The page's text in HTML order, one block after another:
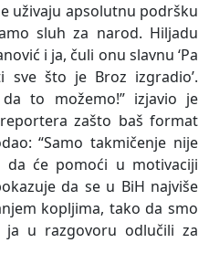
uživaju apsolutnu podršku
sluh za narod. Hiljadu
i ja, čuli onu slavnu ‘Pa
što je Broz izgradio’.
to možemo!” izjavio je
zašto baš format
“Samo takmičenje nije
da će pomoći u motivaciji
da se u BiH najviše
kopljima, tako da smo
ja u razgovoru odlučili za